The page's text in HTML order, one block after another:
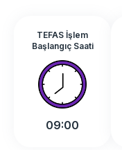
TEFAS İşlem
Başlangıç Saati
09:00